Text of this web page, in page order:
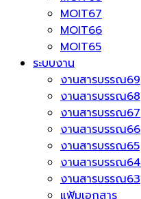
MOIT67
MOIT66
MOIT65
ระบบงาน
งานสารบรรณ69
งานสารบรรณ68
งานสารบรรณ67
งานสารบรรณ66
งานสารบรรณ65
งานสารบรรณ64
งานสารบรรณ63
แฟ้มเอกสาร